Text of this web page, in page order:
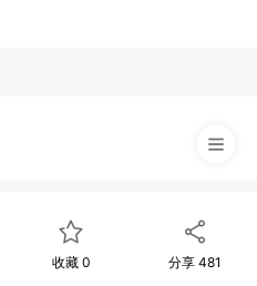
收藏 0 分享 481